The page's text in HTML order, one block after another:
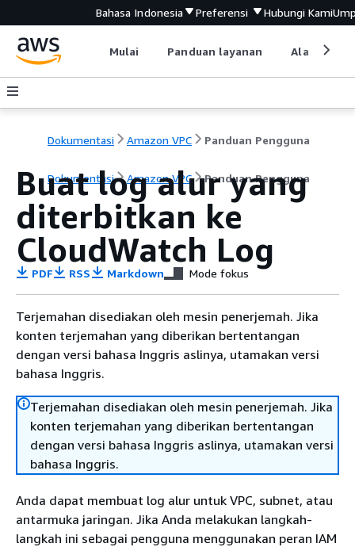
Bahasa Indonesia Preferensi Hubungi Kami
Mulai Panduan layanan Alat
Dokumentasi Amazon VPC Panduan Pengguna
Dokumentasi Amazon VPC Panduan Pengguna
Buat log alur yang
diterbitkan ke
CloudWatch Log
PDF RSS Markdown Mode fokus
Terjemahan disediakan oleh mesin penerjemah. Jika
konten terjemahan yang diberikan bertentangan
dengan versi bahasa Inggris aslinya, utamakan versi
bahasa Inggris.
Terjemahan disediakan oleh mesin penerjemah. Jika
konten terjemahan yang diberikan bertentangan
dengan versi bahasa Inggris aslinya, utamakan versi
bahasa Inggris.
Anda dapat membuat log alur untuk VPC, subnet, atau
antarmuka jaringan. Jika Anda melakukan langkah-
langkah ini sebagai pengguna menggunakan peran IAM